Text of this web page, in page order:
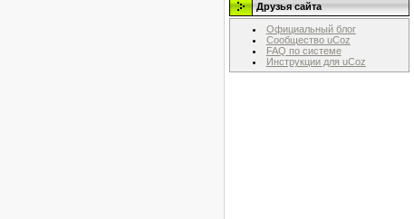
Друзья сайта
Официальный блог
Сообщество uCoz
FAQ по системе
Инструкции для uCoz